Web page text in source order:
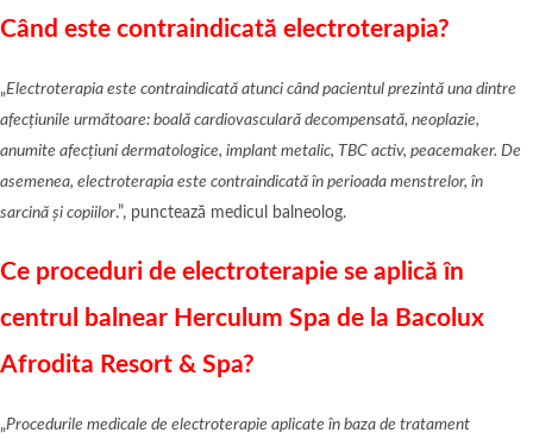
Când este contraindicată electroterapia?
„Electroterapia este contraindicată atunci când pacientul prezintă una dintre
afecțiunile următoare: boală cardiovasculară decompensată, neoplazie,
anumite afecțiuni dermatologice, implant metalic, TBC activ, peacemaker. De
asemenea, electroterapia este contraindicată în perioada menstrelor, în
sarcină și copiilor.”, punctează medicul balneolog.
Ce proceduri de electroterapie se aplică în
centrul balnear Herculum Spa de la Bacolux
Afrodita Resort & Spa?
„Procedurile medicale de electroterapie aplicate în baza de tratament